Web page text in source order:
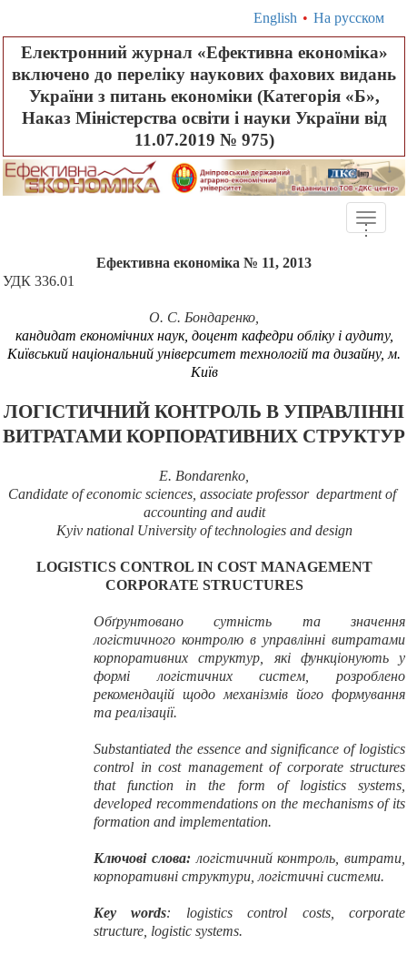
English • На русском
Електронний журнал «Ефективна економіка»
включено до переліку наукових фахових видань
України з питань економіки (Категорія «Б»,
Наказ Міністерства освіти і науки України від
11.07.2019 № 975)
Toggle
...
Ефективна економіка № 11, 2013
УДК 336.01
О. С. Бондаренко
кандидат економічних наук, доцент кафедри обліку і аудиту,
Київський національний університет технологій та дизайну, м.
Київ
ЛОГІСТИЧНИЙ КОНТРОЛЬ В УПРАВЛІННІ
ВИТРАТАМИ КОРПОРАТИВНИХ СТРУКТУР
E. Bondarenko
Candidate of economic sciences, associate professor department of
accounting and audit
Kyiv national University of technologies and design
LOGISTICS CONTROL IN COST MANAGEMENT
CORPORATE STRUCTURES
Обґрунтовано сутність та значення
логістичного контролю в управлінні витратами
корпоративних структур, які функціонують у
формі логістичних систем, розроблено
рекомендацій щодо механізмів його формування
та реалізації.
Substantiated the essence and significance of logistics
control in cost management of corporate structures
that function in the form of logistics systems,
developed recommendations on the mechanisms of its
formation and implementation.
Ключові слова:логістичний контроль, витрати,
корпоративні структури, логістичні системи.
Key words: logistics control costs, corporate
structure, logistic systems.